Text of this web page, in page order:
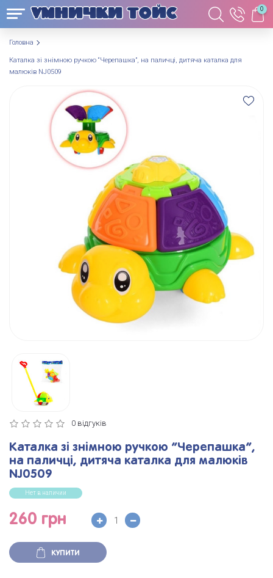
0
Головна
Каталка зі знімною ручкою “Черепашка”, на паличці, дитяча каталка для
малюків NJ0509
0 відгуків
Каталка зі знімною ручкою “Черепашка”,
на паличці, дитяча каталка для малюків
NJ0509
Нет в наличии
260 грн
КУПИТИ